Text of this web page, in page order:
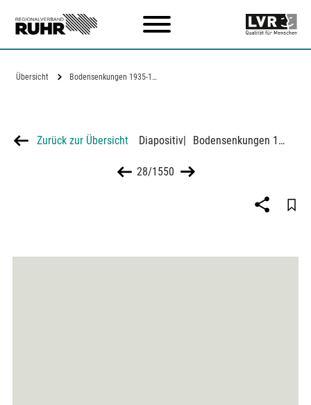
Übersicht Bodensenkungen 1935-1946
Zurück zur Übersicht Diapositiv| Bodensenkungen 1935-1946
28/1550